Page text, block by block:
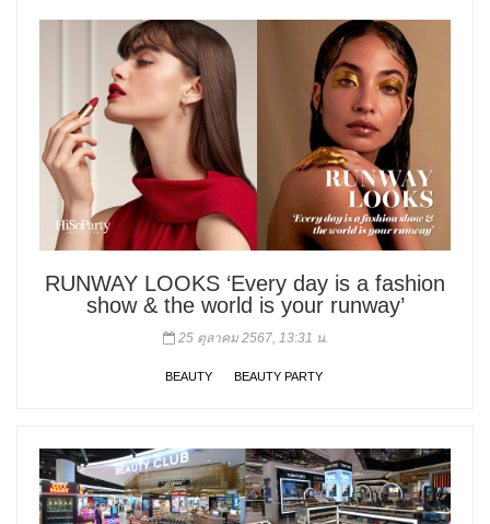
RUNWAY LOOKS ‘Every day is a fashion
show & the world is your runway’
25 ตุลาคม 2567, 13:31 น.
BEAUTY BEAUTY PARTY